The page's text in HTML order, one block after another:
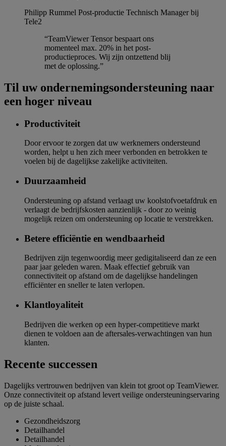
Philipp Rummel Post-productie Technisch Manager bij
Tele2
“TeamViewer Tensor bespaart ons
momenteel max. 20% in het post-
productieproces. Wij zijn ontzettend blij
met de oplossing.”
Til uw ondernemingsondersteuning naar
een hoger niveau
Productiviteit
Door ervoor te zorgen dat uw werknemers ondersteund
worden, helpt u hen zich meer verbonden en betrokken te
voelen bij de dagelijkse zakelijke activiteiten.
Duurzaamheid
Ondersteuning op afstand verlaagt uw koolstofvoetafdruk en
verlaagt de bedrijfskosten aanzienlijk - door zo weinig
mogelijk reizen om ondersteuning op locatie te verstrekken.
Betere efficiëntie en wendbaarheid
Bedrijven zijn tegenwoordig meer gedigitaliseerd dan ze een
paar jaar geleden waren. Maak effectief gebruik van
connectiviteit op afstand om de dagelijkse handelingen
efficiënter en sneller te laten verlopen.
Klantloyaliteit
Bedrijven die werken op een hyper-competitieve markt
dienen te voldoen aan de aftersales-verwachtingen van hun
klanten.
Recente successen
Dagelijks vertrouwen bedrijven van klein tot groot op TeamViewer.
Onze connectiviteit op afstand levert veilige ondersteuningservaring
op de juiste schaal.
Gezondheidszorg
Detailhandel
Detailhandel